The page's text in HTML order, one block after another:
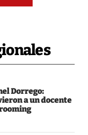
Dorrego:
a un docente